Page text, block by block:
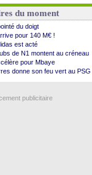
libérer Kondogbia ?
touchant d'Akliouche
une couche
la pression
Luis Enrique
2032 (officiel)
rejoindre Getafe
pour Aguerd
pour Vinicius
Bulka
du moment
du doigt
pour 140 M€ !
est acté
de N1 montent au créneau
pour Mbaye
donne son feu vert au PSG
publicitaire